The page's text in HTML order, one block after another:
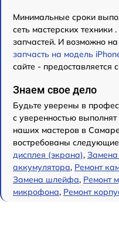
Минимальные сроки
сеть мастерских
запчастей. И возможно
запчасть на модель
сайте - предоставляется
Знаем свое дело
Будьте уверены в
с уверенностью
наших мастеров в
востребованы следующие
дисплея (экрана),
аккумулятора, Ремонт
Замена шлейфа, Ремонт
микрофона, Ремонт